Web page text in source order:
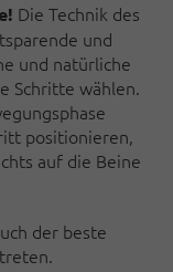
Die Technik des
und
und natürliche
Schritte wählen.
posi­tionieren,
auf die Beine
der beste